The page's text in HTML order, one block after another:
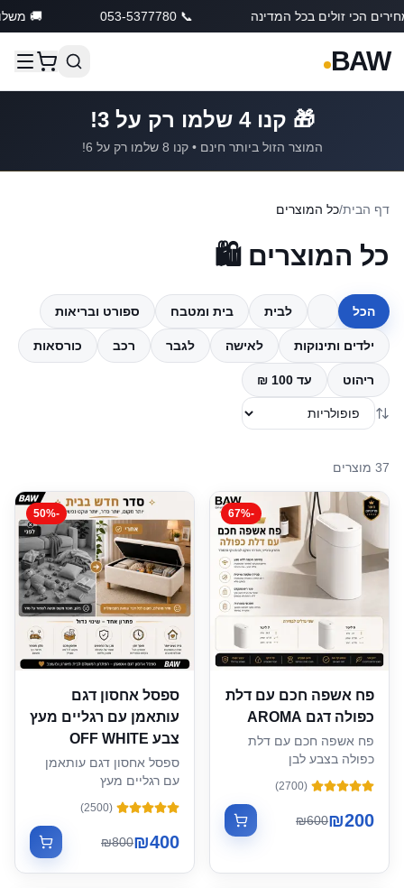
הכי זולים בכל המדינה 📞 053-5377780
🚚
BAW
🎁 קנו 4 שלמו רק על 3!
המוצר הזול ביותר חינם • קנו 8 שלמו רק על 6!
דף הבית/כל המוצרים
כל המוצרים 🛍️
הכל לבית בית ומטבח ספורט ובריאות
ילדים ותינוקות לאישה לגבר רכב כורסאות
ריהוט עד 100 ₪
37 מוצרים
-
67%
פח אשפה חכם עם דלת
כפולה דגם AROMA
פח אשפה חכם עם דלת
כפולה בצבע לבן
(
2700
)
₪200
₪600
-
50%
ספסל אחסון דגם
עותאמן עם רגליים מעץ
צבע OFF WHITE
ספסל אחסון דגם עותאמן
עם רגליים מעץ
(
2500
)
₪400
₪800